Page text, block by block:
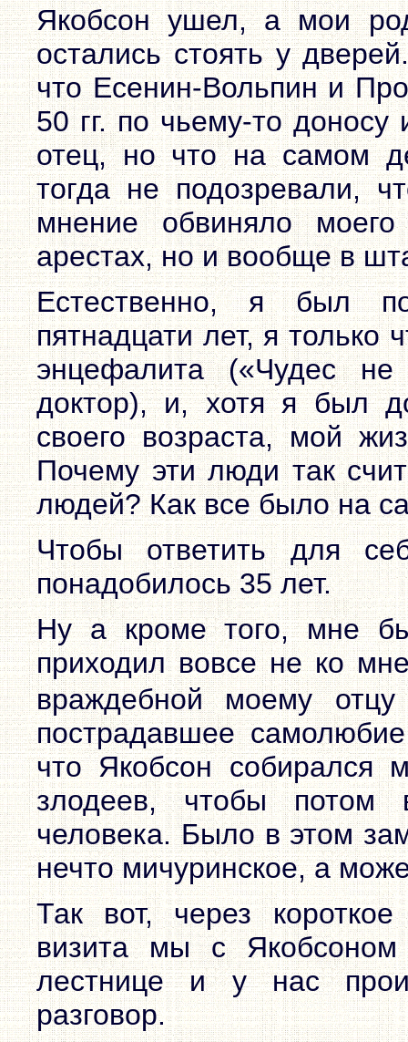
Якобсон ушел, а мои
остались стоять у
что Есенин-Вольпин и
50 гг. по чьему-то
отец, но что на самом
тогда не подозревали,
мнение обвиняло
арестах, но и вообще в
Естественно, я был
пятнадцати лет, я только
энцефалита («Чудес
доктор), и, хотя я был
своего возраста, мой
Почему эти люди так
людей? Как все было на
Чтобы ответить для
понадобилось 35 лет.
Ну а кроме того, мне
приходил вовсе не ко
враждебной моему отцу
пострадавшее
что Якобсон собирался
злодеев, чтобы потом
человека. Было в этом
нечто мичуринское, а
Так вот, через
визита мы с
лестнице и у нас
разговор.